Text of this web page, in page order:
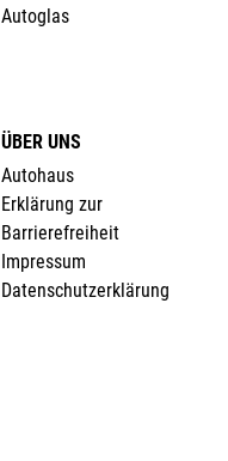
Autoglas
ÜBER UNS
Autohaus
Erklärung zur
Barrierefreiheit
Impressum
Datenschutzerklärung